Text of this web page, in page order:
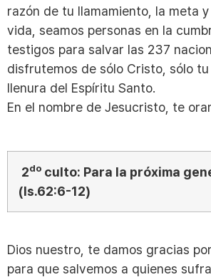
razón de tu llamamiento, la meta
vida, seamos personas en la
testigos para salvar las 237
disfrutemos de sólo Cristo, sólo
llenura del Espíritu Santo.
En el nombre de Jesucristo, te
2do culto: Para la próxima
(Is.62:6-12)
Dios nuestro, te damos gracias
para que salvemos a quienes